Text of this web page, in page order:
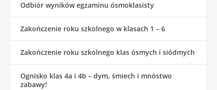
Odbiór wyników egzaminu ósmoklasisty
Zakończenie roku szkolnego w klasach 1 – 6
Zakończenie roku szkolnego klas ósmych i siódmych
Ognisko klas 4a i 4b – dym, śmiech i mnóstwo
zabawy!